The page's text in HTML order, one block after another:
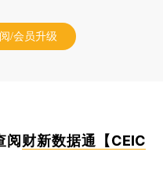
/会员升级
阅 财新数据通【CEIC